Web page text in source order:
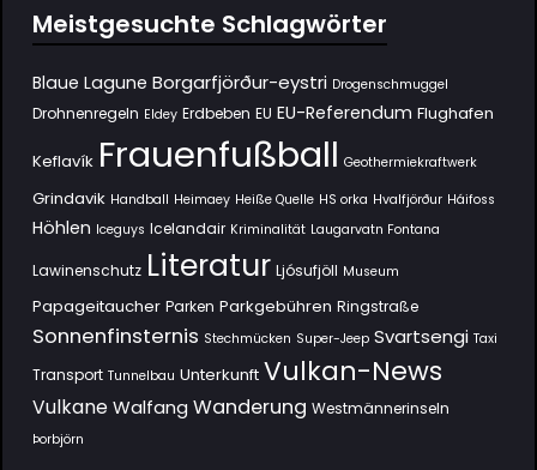
Meistgesuchte Schlagwörter
Blaue Lagune Borgarfjörður-eystri Drogenschmuggel
Drohnenregeln Eldey Erdbeben EU EU-Referendum Flughafen
Keflavík Frauenfußball Geothermiekraftwerk
Grindavik Handball Heimaey Heiße Quelle HS orka Hvalfjörður Háifoss
Höhlen Iceguys Icelandair Kriminalität Laugarvatn Fontana
Lawinenschutz Literatur Ljósufjöll Museum
Papageitaucher Parken Parkgebühren Ringstraße
Sonnenfinsternis Stechmücken Super-Jeep Svartsengi Taxi
Transport Tunnelbau Unterkunft Vulkan-News
Vulkane Walfang Wanderung Westmännerinseln
Þorbjörn